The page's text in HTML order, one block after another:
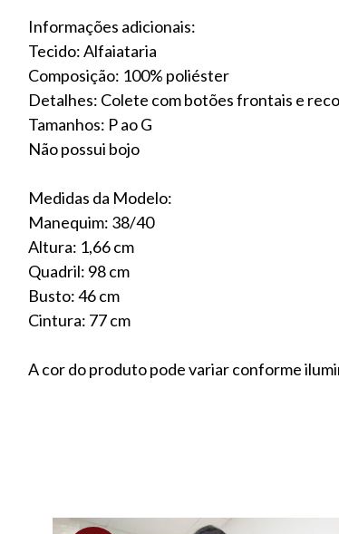
Informações adicionais:
Tecido: Alfaiataria
Composição: 100% poliéster
Detalhes: Colete com botões frontais e
Tamanhos: P ao G
Não possui bojo
Medidas da Modelo:
Manequim: 38/40
Altura: 1,66 cm
Quadril: 98 cm
Busto: 46 cm
Cintura: 77 cm
A cor do produto pode variar conforme